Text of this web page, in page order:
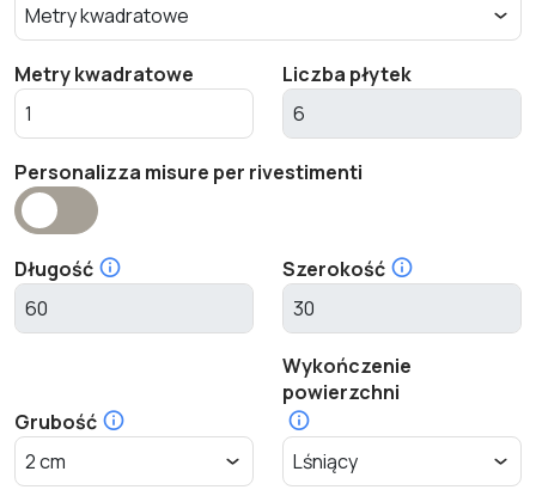
Metry kwadratowe Liczba płytek
Personalizza misure per rivestimenti
Długość Szerokość
Grubość
Wykończenie
powierzchni